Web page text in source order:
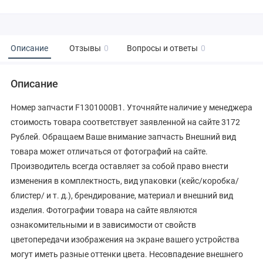
Описание Отзывы 0 Вопросы и ответы 0
Описание
Номер запчасти F1301000B1. Уточняйте наличие у менеджера
стоимость товара соответствует заявленной на сайте 3172
Рублей. Обращаем Ваше внимание запчасть Внешний вид
товара может отличаться от фотографий на сайте.
Производитель всегда оставляет за собой право внести
изменения в комплектность, вид упаковки (кейс/коробка/
блистер/ и т. д.), брендирование, материал и внешний вид
изделия. Фотографии товара на сайте являются
ознакомительными и в зависимости от свойств
цветопередачи изображения на экране вашего устройства
могут иметь разные оттенки цвета. Несовпадение внешнего